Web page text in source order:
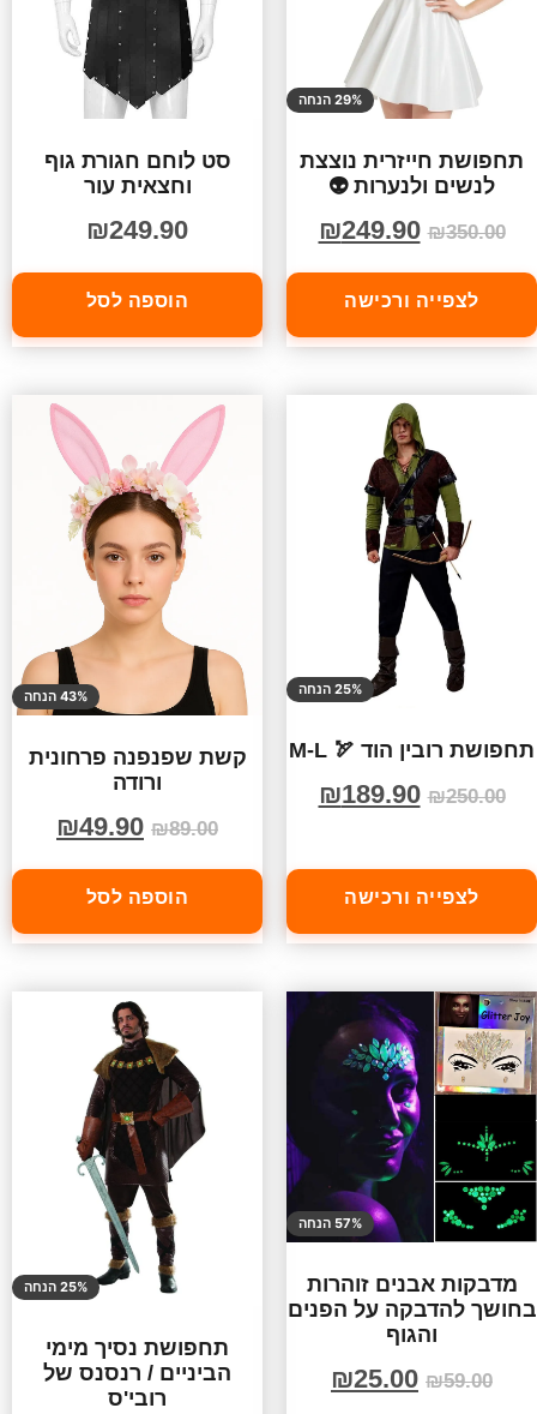
29% הנחה
תחפושת חייזרית נוצצת
לנשים ולנערות 👽
₪350.00
₪249.90
לצפייה ורכישה
סט לוחם חגורת גוף
וחצאית עור
₪249.90
הוספה לסל
25% הנחה
תחפושת רובין הוד 🏹 M-L
₪250.00
₪189.90
לצפייה ורכישה
43% הנחה
קשת שפנפנה פרחונית
ורודה
₪89.00
₪49.90
הוספה לסל
57% הנחה
מדבקות אבנים זוהרות
בחושך להדבקה על הפנים
והגוף
₪59.00
₪25.00
25% הנחה
תחפושת נסיך מימי
הביניים / רנסנס של
רובי'ס